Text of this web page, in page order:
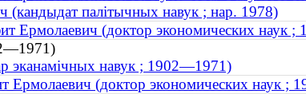
(кандыдат палітычных навук ; нар. 1978)
Ермолаевич (доктор экономических наук
эканамічных навук ; 1902—1971)
Ермолаевич (доктор экономических наук ;